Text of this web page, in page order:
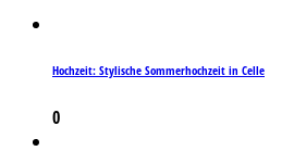
Hochzeit: Stylische Sommerhochzeit in Celle
0